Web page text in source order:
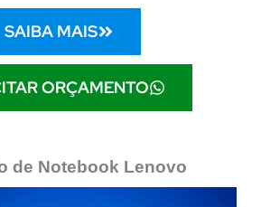
SAIBA MAIS
ORÇAMENTO
de Notebook Lenovo